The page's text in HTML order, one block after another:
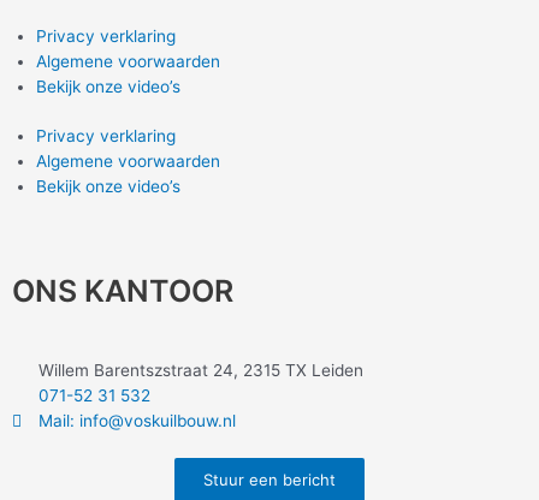
Privacy verklaring
Algemene voorwaarden
Bekijk onze video’s
Privacy verklaring
Algemene voorwaarden
Bekijk onze video’s
ONS KANTOOR
Willem Barentszstraat 24, 2315 TX Leiden
071-52 31 532
Mail: info@voskuilbouw.nl
Stuur een bericht